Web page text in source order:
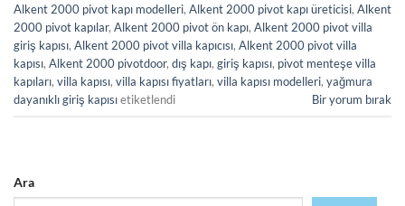
Alkent 2000 pivot kapı modelleri, Alkent 2000 pivot kapı üreticisi, Alkent
2000 pivot kapılar, Alkent 2000 pivot ön kapı, Alkent 2000 pivot villa
giriş kapısı, Alkent 2000 pivot villa kapıcısı, Alkent 2000 pivot villa
kapısı, Alkent 2000 pivotdoor, dış kapı, giriş kapısı, pivot menteşe villa
kapıları, villa kapısı, villa kapısı fiyatları, villa kapısı modelleri, yağmura
dayanıklı giriş kapısıetiketlendi Bir yorum bırak
Ara